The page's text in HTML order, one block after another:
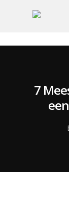
7
Voor de
uitvaart